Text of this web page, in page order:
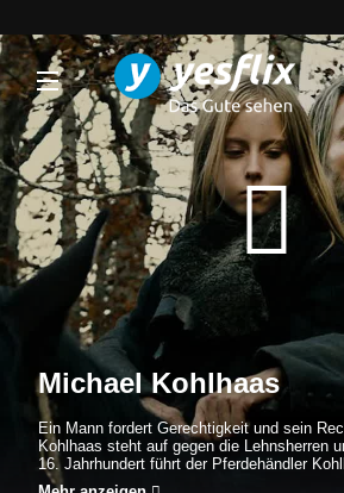
Michael Kohlhaas
Ein Mann fordert Gerechtigkeit und sein
Kohlhaas steht auf gegen die Lehnsherren
16. Jahrhundert führt der Pferdehändler